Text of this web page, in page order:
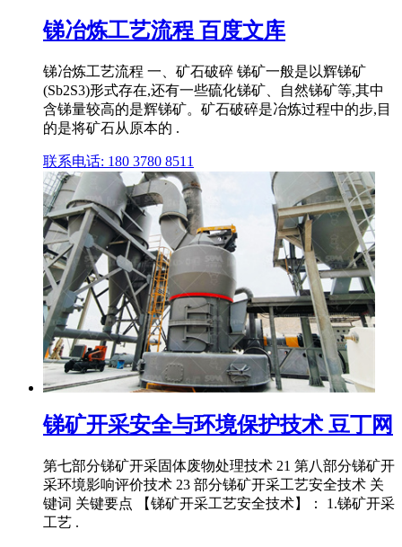
锑冶炼工艺流程 百度文库
锑冶炼工艺流程 一、矿石破碎 锑矿一般是以辉锑矿
(Sb2S3)形式存在,还有一些硫化锑矿、自然锑矿等,其中
含锑量较高的是辉锑矿。矿石破碎是冶炼过程中的步,目
的是将矿石从原本的 .
联系电话: 180 3780 8511
锑矿开采安全与环境保护技术 豆丁网
第七部分锑矿开采固体废物处理技术 21 第八部分锑矿开
采环境影响评价技术 23 部分锑矿开采工艺安全技术 关
键词 关键要点 【锑矿开采工艺安全技术】： 1.锑矿开采
工艺 .